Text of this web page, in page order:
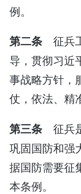
例。
第二条 征兵
导，贯彻习近
事战略方针，
仗，依法、精
第三条 征兵
巩固国防和强
据国防需要征
本条例。